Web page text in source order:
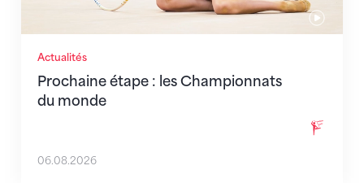
Actualités
Prochaine étape : les Championnats
du monde
06.08.2026